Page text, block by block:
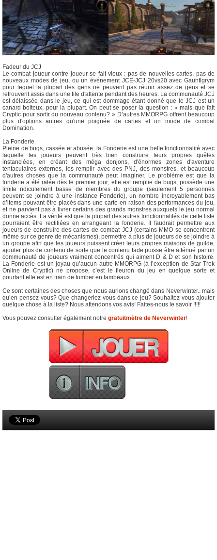
Fadeur du JCJ
Le combat joueur contre joueur se fait vieux : pas de nouvelles cartes, pas de
nouveaux modes de jeu, ou un événement JCE-JCJ 20vs20 avec Gauntlgrym
pour lequel la plupart des gens ne peuvent pas réunir assez de gens et se
retrouvent assis dans une file d'attente pendant des heures. La communauté JCJ
est délaissée dans le jeu, ce qui est dommage étant donné que le JCJ est un
canard boiteux, pour la plupart. On peut se poser la question : « mais que fait
Cryptic pour sortir du nouveau contenu? » D’autres MMORPG offrent beaucoup
plus d'options autres qu'une poignée de cartes et un mode de combat
Domination.
La Fonderie
Pleine de bugs, cassée et abusée: la Fonderie est une belle fonctionnalité avec
laquelle les joueurs peuvent très bien construire leurs propres quêtes
instanciées, en créant des méga donjons, d'énormes zones d'aventure
tentaculaires externes, les remplir avec des PNJ, des monstres, et beaucoup
d'autres choses que la communauté peut imaginer. Le problème est que la
fonderie a été ratée dès le premier jour; elle est remplie de bugs, possède une
limite ridiculement basse de membres du groupe (seulement 5 personnes
peuvent se joindre à une instance Fonderie), un nombre incroyablement bas
d’items pouvant être placés dans une carte en raison des performances du jeu,
et ne parvient pas à livrer certains des grands monstres auxquels le jeu normal
donne accès. La vérité est que la plupart des autres fonctionnalités de cette liste
pourraient être rectifiées en arrangeant la fonderie. Il faudrait permettre aux
joueurs de construire des cartes de combat JCJ (certains MMO se concentrent
même sur ce genre de mécanismes), permettre à plus de joueurs de se joindre à
un groupe afin que les joueurs puissent créer leurs propres maisons de guilde,
ajouter plus de contenu de sorte que le contenu fade puisse être atténué par un
communauté de joueurs vraiment concentrés qui aiment D & D et son histoire.
La Fonderie est un joyau qu’aucun autre MMORPG (à l’exception de Star Trek
Online de Cryptic) ne propose, c’est le fleuron du jeu en quelque sorte et
pourtant elle est en train de tomber en lambeaux.
Ce sont certaines des choses que nous aurions changé dans Neverwinter.. mais
qu’en pensez-vous? Que changeriez-vous dans ce jeu? Souhaitez-vous ajouter
quelque chose à la liste? Nous attendons vos avis! Faites-nous le savoir !!!!!
Vous pouvez consulter également notre gratuitmètre de Neverwinter!